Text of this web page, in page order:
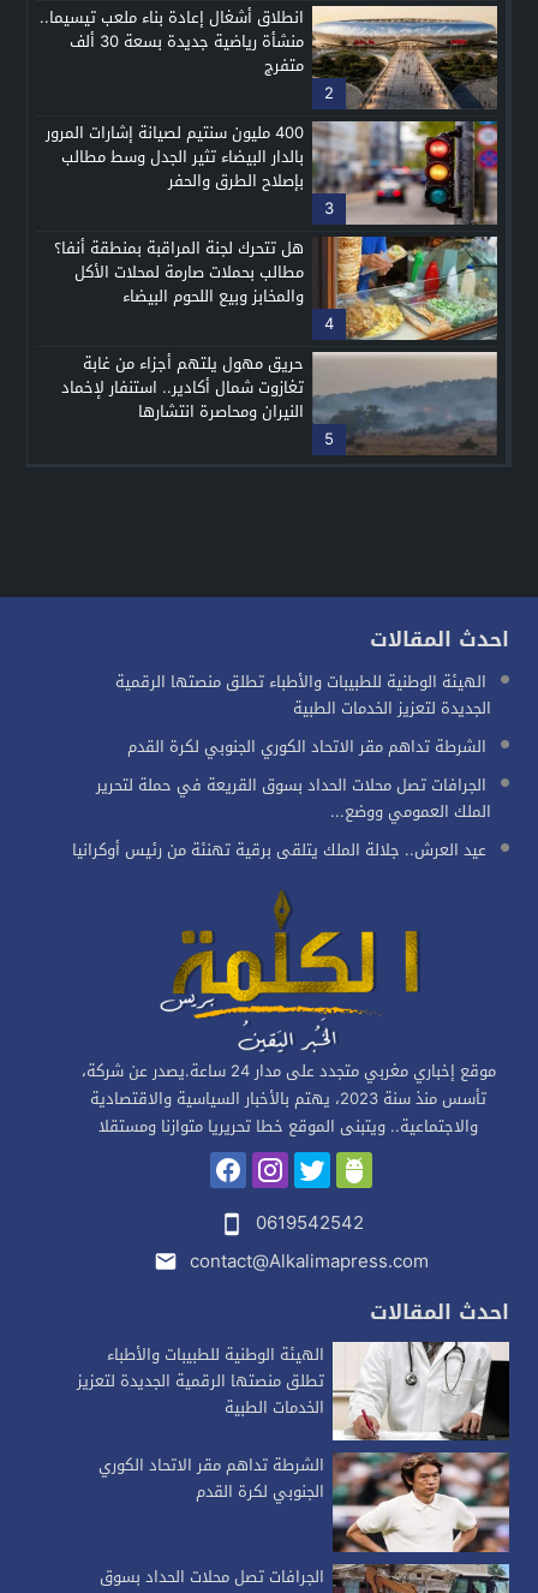
2
انطلاق أشغال إعادة بناء ملعب تيسيما..
منشأة رياضية جديدة بسعة 30 ألف
متفرج
3
400 مليون سنتيم لصيانة إشارات المرور
بالدار البيضاء تثير الجدل وسط مطالب
بإصلاح الطرق والحفر
4
هل تتحرك لجنة المراقبة بمنطقة أنفا؟
مطالب بحملات صارمة لمحلات الأكل
والمخابز وبيع اللحوم البيضاء
5
حريق مهول يلتهم أجزاء من غابة
تغازوت شمال أكادير.. استنفار لإخماد
النيران ومحاصرة انتشارها
احدث المقالات
الهيئة الوطنية للطبيبات والأطباء تطلق منصتها الرقمية
الجديدة لتعزيز الخدمات الطبية
الشرطة تداهم مقر الاتحاد الكوري الجنوبي لكرة القدم
الجرافات تصل محلات الحداد بسوق القريعة في حملة لتحرير
الملك العمومي ووضع...
عيد العرش.. جلالة الملك يتلقى برقية تهنئة من رئيس أوكرانيا
موقع إخباري مغربي متجدد على مدار 24 ساعة.يصدر عن شركة،
تأسس منذ سنة 2023، يهتم بالأخبار السياسية والاقتصادية
والاجتماعية.. ويتبنى الموقع خطا تحريريا متوازنا ومستقلا
0619542542
contact@Alkalimapress.com
احدث المقالات
الهيئة الوطنية للطبيبات والأطباء
تطلق منصتها الرقمية الجديدة لتعزيز
الخدمات الطبية
الشرطة تداهم مقر الاتحاد الكوري
الجنوبي لكرة القدم
الجرافات تصل محلات الحداد بسوق